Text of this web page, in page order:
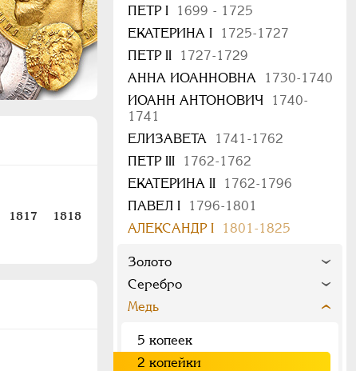
1817
1818
ПEТР I
1699 - 1725
ЕКАТЕРИНА I
1725-1727
ПЕТР II
1727-1729
АННА ИОАННОВНА
1730-1740
ИОАНН АНТОНОВИЧ
1740-
1741
ЕЛИЗАВЕТА
1741-1762
ПЕТР III
1762-1762
ЕКАТЕРИНА II
1762-1796
ПАВЕЛ I
1796-1801
АЛЕКСАНДР I
1801-1825
Золото
Серебро
Медь
5 копеек
2 копейки